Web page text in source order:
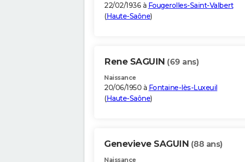
22/02/1936 à Fougerolles-Saint-Valbert
(Haute-Saône)
Rene SAGUIN (69 ans)
Naissance
20/06/1950 à Fontaine-lès-Luxeuil
(Haute-Saône)
Genevieve SAGUIN (88 ans)
Naissance